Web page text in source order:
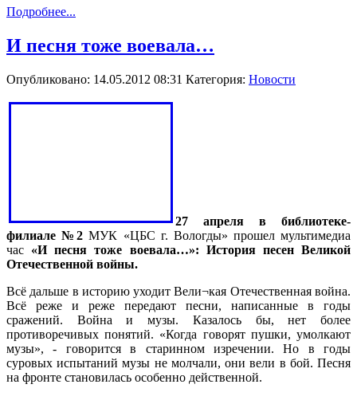
Подробнее...
И песня тоже воевала…
Опубликовано: 14.05.2012 08:31 Категория: Новости
27 апреля в библиотеке-
филиале №2 МУК «ЦБС г. Вологды» прошел мультимедиа
час «И песня тоже воевала…»: История песен Великой
Отечественной войны.
Всё дальше в историю уходит Вели¬кая Отечественная война.
Всё реже и реже передают песни, написанные в годы
сражений. Война и музы. Казалось бы, нет более
противоречивых понятий. «Когда говорят пушки, умолкают
музы», - говорится в старинном изречении. Но в годы
суровых испытаний музы не молчали, они вели в бой. Песня
на фронте становилась особенно действенной.